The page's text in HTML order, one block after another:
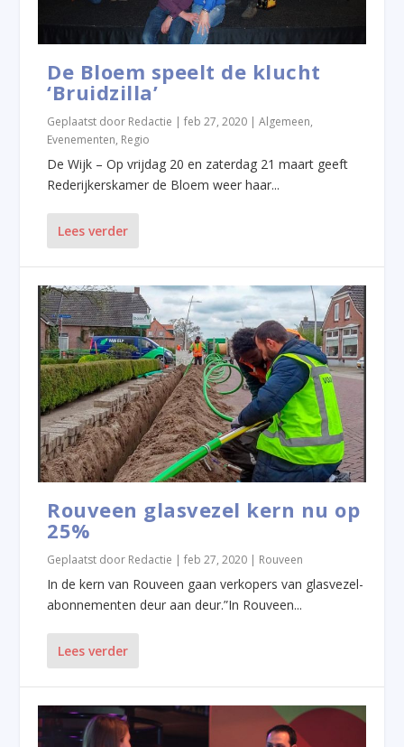
De Bloem speelt de klucht
‘Bruidzilla’
Geplaatst door Redactie |feb 27, 2020 |Algemeen,
Evenementen, Regio
De Wijk – Op vrijdag 20 en zaterdag 21 maart geeft
Rederijkerskamer de Bloem weer haar...
Lees verder
Rouveen glasvezel kern nu op
25%
Geplaatst door Redactie |feb 27, 2020 | Rouveen
In de kern van Rouveen gaan verkopers van glasvezel-
abonnementen deur aan deur.”In Rouveen...
Lees verder